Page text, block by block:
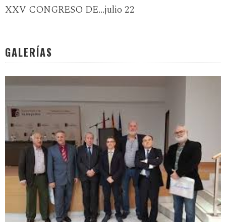
XXV CONGRESO DE...julio 22
GALERÍAS